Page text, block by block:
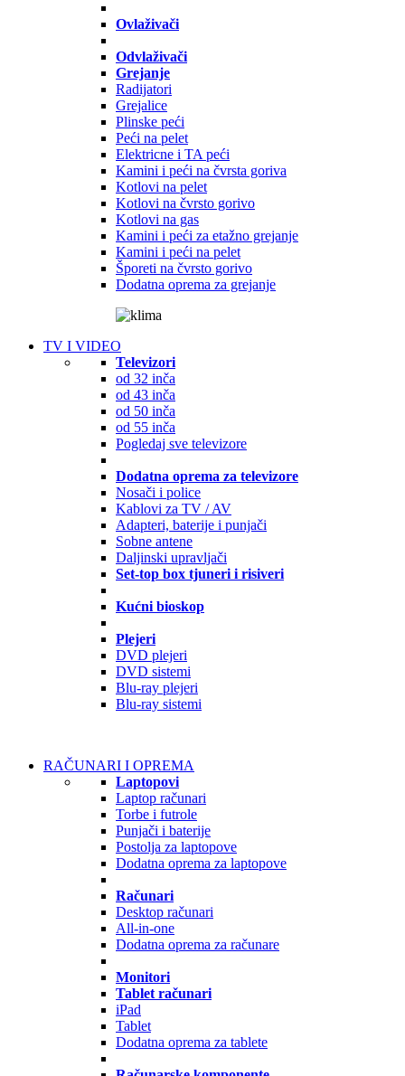
Ovlaživači
Odvlaživači
Grejanje
Radijatori
Grejalice
Plinske peći
Peći na pelet
Elektricne i TA peći
Kamini i peći na čvrsta goriva
Kotlovi na pelet
Kotlovi na čvrsto gorivo
Kotlovi na gas
Kamini i peći za etažno grejanje
Kamini i peći na pelet
Šporeti na čvrsto gorivo
Dodatna oprema za grejanje
TV I VIDEO
Televizori
od 32 inča
od 43 inča
od 50 inča
od 55 inča
Pogledaj sve televizore
Dodatna oprema za televizore
Nosači i police
Kablovi za TV / AV
Adapteri, baterije i punjači
Sobne antene
Daljinski upravljači
Set-top box tjuneri i risiveri
Kućni bioskop
Plejeri
DVD plejeri
DVD sistemi
Blu-ray plejeri
Blu-ray sistemi
RAČUNARI I OPREMA
Laptopovi
Laptop računari
Torbe i futrole
Punjači i baterije
Postolja za laptopove
Dodatna oprema za laptopove
Računari
Desktop računari
All-in-one
Dodatna oprema za računare
Monitori
Tablet računari
iPad
Tablet
Dodatna oprema za tablete